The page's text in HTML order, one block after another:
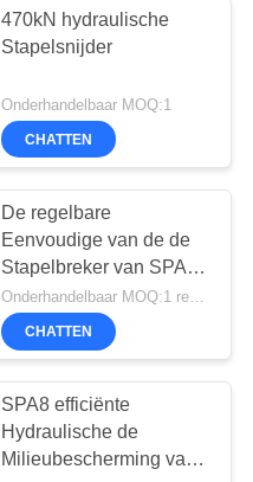
470kN hydraulische
Stapelsnijder
Onderhandelbaar MOQ:1
CHATTEN
De regelbare
Eenvoudige van de de
Stapelbreker van SPA8
Hydraulische Machinaal
gesneden Concrete
Stapel, Stapelhoofd met
Certificaat
Onderhandelbaar MOQ:1 reeks
CHATTEN
SPA8 efficiënte
Hydraulische de
Milieubescherming van